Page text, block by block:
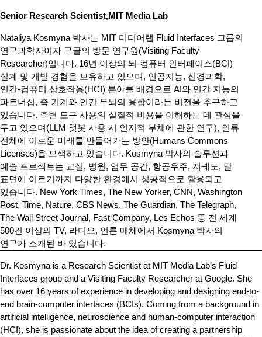
Senior Research Scientist,MIT Media Lab
Nataliya Kosmyna 박사는 MIT 미디어랩 Fluid Interfaces 그룹의
연구과학자이자 구글의 방문 연구원(Visiting Faculty
Researcher)입니다. 16년 이상의 뇌-컴퓨터 인터페이스(BCI)
설계 및 개발 경험을 보유하고 있으며, 인공지능, 신경과학,
인간-컴퓨터 상호작용(HCI) 분야를 배경으로 AI와 인간 지능의
파트너십, 즉 기계와 인간 두뇌의 융합이라는 비전을 추구하고
있습니다. 주변 도구 사용의 실질적 비용을 이해하는 데 관심을
두고 있으며(LLM 챗봇 사용 시 인지적 부채에 관한 연구), 인류
전체에 이로운 미래를 만들어가는 방안(Humans Commons
Licenses)을 모색하고 있습니다. Kosmyna 박사의 솔루션과
예술 프로젝트는 교실, 병원, 업무 공간, 항공우주, 저궤도, 달
표면에 이르기까지 다양한 환경에서 성공적으로 활용되고
있습니다. New York Times, The New Yorker, CNN, Washington
Post, Time, Nature, CBS News, The Guardian, The Telegraph,
The Wall Street Journal, Fast Company, Les Echos 등 전 세계
500건 이상의 TV, 라디오, 언론 매체에서 Kosmyna 박사의
연구가 소개된 바 있습니다.
Dr. Kosmyna is a Research Scientist at MIT Media Lab’s Fluid
Interfaces group and a Visiting Faculty Researcher at Google. She
has over 16 years of experience in developing and designing end-to-
end brain-computer interfaces (BCIs). Coming from a background in
artificial intelligence, neuroscience and human-computer interaction
(HCI), she is passionate about the idea of creating a partnership